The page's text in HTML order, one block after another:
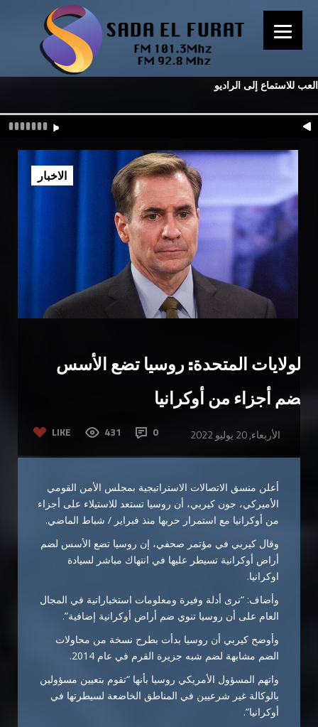
العب للاستماع إلى الراديو
الولايات المتحدة: روسيا تضع الأسس
لضم أجزاء من أوكرانيا
LIKE 431 0 الأربعاء, 20 يوليو 2022
الاخبار
أعلن منسق الاتصالات الاستراتيجية بمجلس الأمن القومي
الأميركي، جون كيربي، أن روسيا تستعد للاستيلاء على أجزاء
من أوكرانيا مع استمرار حربها منذ فبراير / شباط الماضي.
وقال كيربي في مؤتمر صحفي، إن روسيا تضع الأسس لضم
أراض أوكرانية تسيطر عليها في انتهاك مباشر لسيادة
اوكرانيا.
وأضاف: “نرى أدلة وفيرة ومعلومات استخباراتية في المجال
العام على أن روسيا تنوي ضم أراض أوكرانية إضافية”.
وأوضح كيربي أن روسيا بدأت بطرح نسخة من محاولات
الضم مشابهة لضم شبه جزيرة القرم في عام 2014.
واتهم المسؤول الأمريكي روسيا بأنها “تقوم بتعيين مسؤولين
بالوكالة غير شرعيين في المناطق الخاضعة لسيطرتها في
أوكرانيا”.